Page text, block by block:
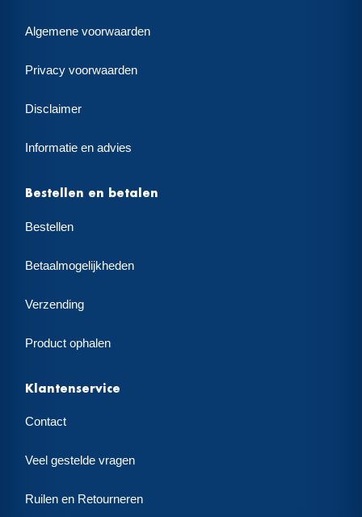
Algemene voorwaarden
Privacy voorwaarden
Disclaimer
Informatie en advies
Bestellen en betalen
Bestellen
Betaalmogelijkheden
Verzending
Product ophalen
Klantenservice
Contact
Veel gestelde vragen
Ruilen en Retourneren